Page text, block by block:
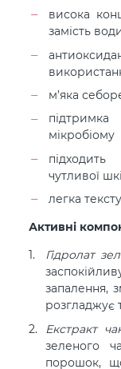
висока
замість
м’яка
мікробіому
чутливої
легка
Активні
Гідролат
запалення,
розгладжує
Екстракт
зеленого
порошок,